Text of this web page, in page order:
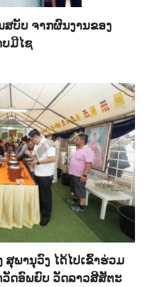
ສບັບ ຈາກຜົນງານຂອງ
ບມີໄຊ
ພານຸວົງ ໄດ້ໄປເຂົ້າຮ່ວມ
ວັດອົພຍົບ ວັດລາວສີສັຕະ